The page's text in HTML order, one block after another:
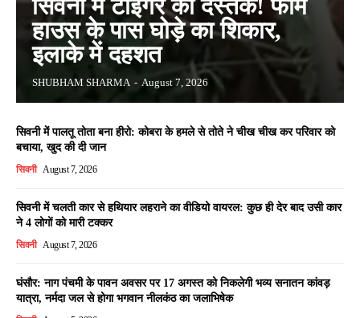
सिवनी में टाइगर की दस्तक! फार्म
हाउस के पास घोड़े का शिकार,
इलाके में दहशत
SHUBHAM SHARMA - August 7, 2026
सिवनी में पालतू तोता बना हीरो: कोबरा के हमले से तोते ने चीख चीख कर परिवार को
बचाया, खुद की दी जान
सिवनी August 7, 2026
सिवनी में चलती कार से हथियार लहराने का वीडियो वायरल: कुछ ही देर बाद उसी कार
ने 4 लोगों को मारी टक्कर
सिवनी August 7, 2026
घंसौर: नाग पंचमी के पावन अवसर पर 17 अगस्त को निकलेगी भव्य सनातन कांवड़
यात्रा, नर्मदा जल से होगा भगवान नीलकंठ का जलाभिषेक